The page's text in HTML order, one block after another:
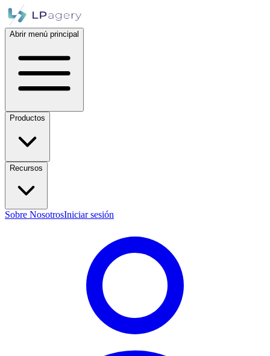
Abrir menú principal
Productos
Recursos
Sobre NosotrosIniciar sesión